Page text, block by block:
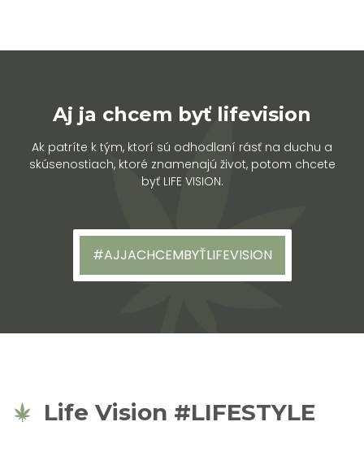
Aj ja chcem byť lifevision
Ak patríte k tým, ktorí sú odhodlaní rásť na duchu a
skúsenostiach, ktoré znamenajú život, potom chcete
byť LIFE VISION.
#AJJACHCEMBYŤLIFEVISION
Life Vision #LIFESTYLE